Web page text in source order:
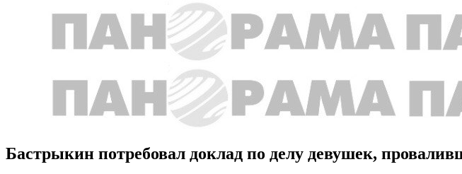
Бастрыкин потребовал доклад по делу девушек,